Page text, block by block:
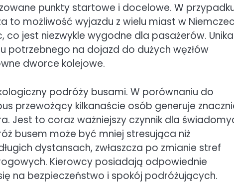
punkty startowe i docelowe. W
to możliwość wyjazdu z wielu miast w
jest niezwykle wygodne dla pasażerów.
na dojazd do dużych węzłów
dworce kolejowe.
podróży busami. W porównaniu do
przewożący kilkanaście osób generuje
Jest to coraz ważniejszy czynnik dla
busem może być mniej stresująca niż
dystansach, zwłaszcza po zmianie stref
Kierowcy posiadają odpowiednie
na bezpieczeństwo i spokój podróżujących.